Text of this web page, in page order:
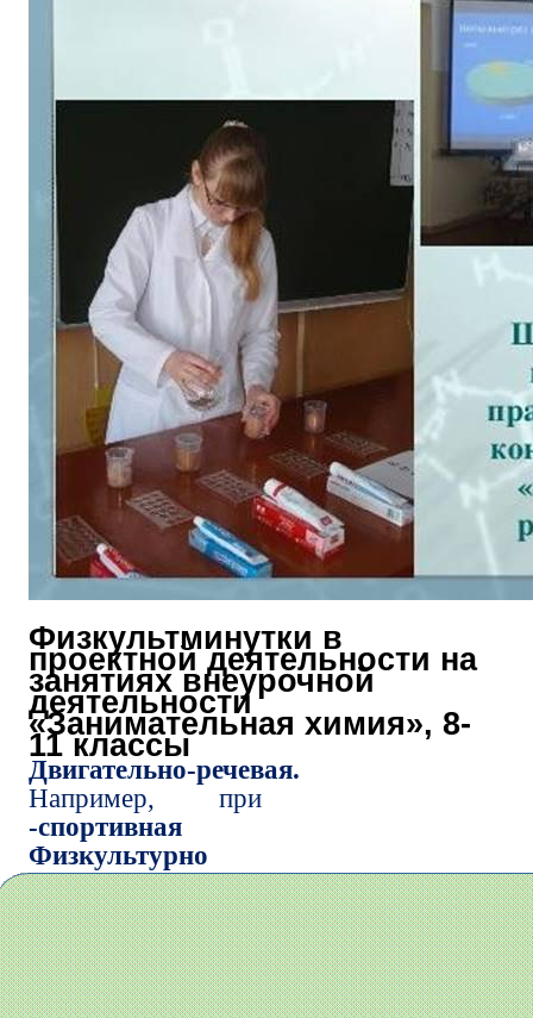
Физкультминутки в
проектной деятельности на
занятиях внеурочной
деятельности
«Занимательная химия», 8-
11 классы
Двигательно-речевая.
Например, при
-спортивная
Физкультурно
прохождении темы «Простые и
сложные вещества», — ученики
выполняют упражнения или рисуют
химические символов в воздухе. Затем
школьники определяют в стихотворении